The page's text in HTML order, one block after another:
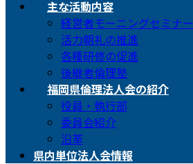
主な活動内容
経営者モーニングセミナー
活力朝礼の推進
各種研修の促進
後継者倫理塾
福岡県倫理法人会の紹介
役員・執行部
委員会紹介
沿革
県内単位法人会情報